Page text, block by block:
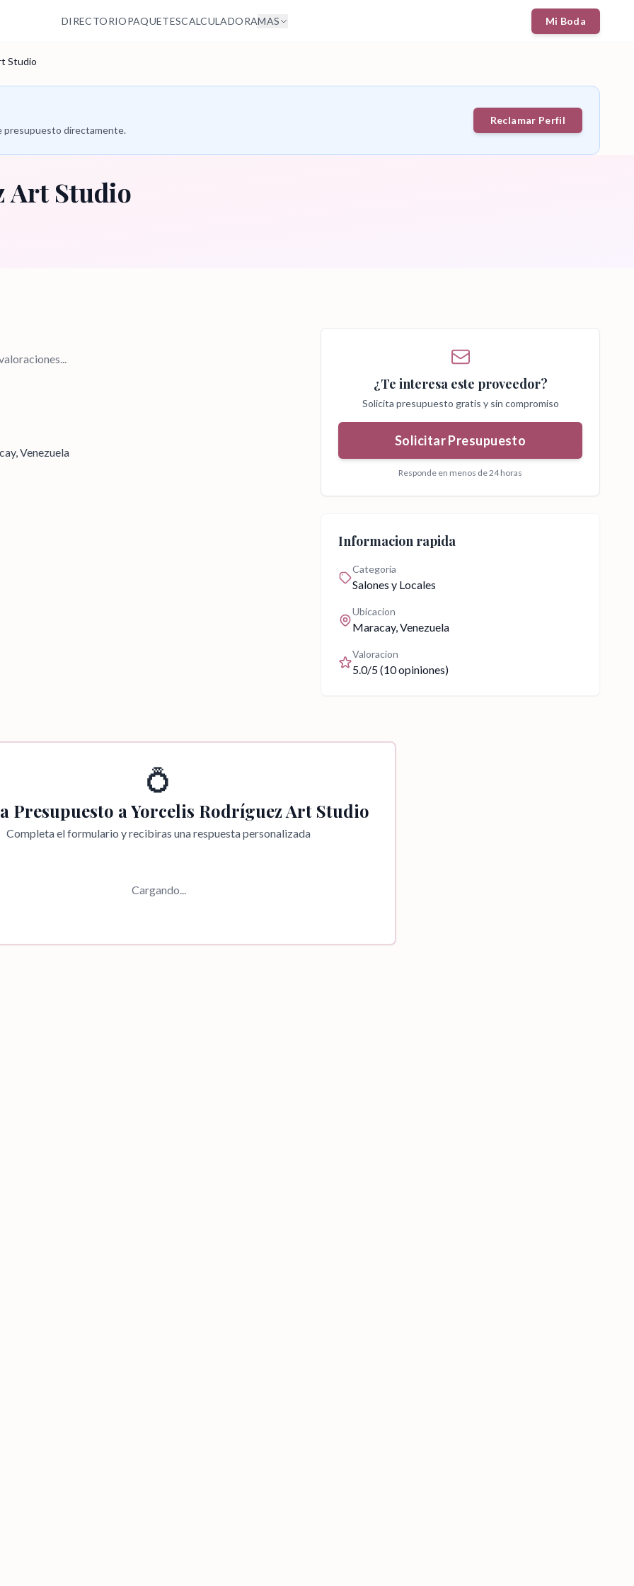
DIRECTORIOPAQUETESCALCULADORAMAS Mi Boda
Studio
presupuesto directamente.
Reclamar Perfil
Art Studio
Venezuela
¿Te interesa este proveedor?
Solicita presupuesto gratis y sin compromiso
Solicitar Presupuesto
Responde en menos de 24 horas
Informacion rapida
Categoria
Salones y Locales
Ubicacion
Maracay, Venezuela
Valoracion
5.0/5 (10opiniones)
💍
Presupuesto aYorcelis Rodríguez Art Studio
Completa el formulario y recibiras una respuesta personalizada
Cargando...